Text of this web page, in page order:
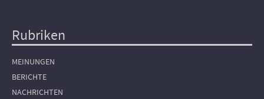
Hauptnavigation
Rubriken
MEINUNGEN
BERICHTE
NACHRICHTEN